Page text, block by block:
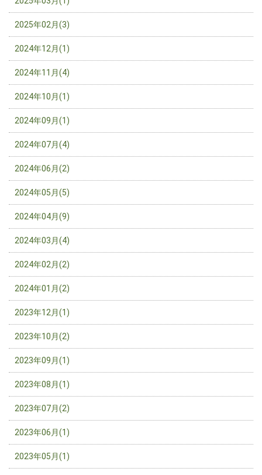
2025年02月(3)
2024年12月(1)
2024年11月(4)
2024年10月(1)
2024年09月(1)
2024年07月(4)
2024年06月(2)
2024年05月(5)
2024年04月(9)
2024年03月(4)
2024年02月(2)
2024年01月(2)
2023年12月(1)
2023年10月(2)
2023年09月(1)
2023年08月(1)
2023年07月(2)
2023年06月(1)
2023年05月(1)